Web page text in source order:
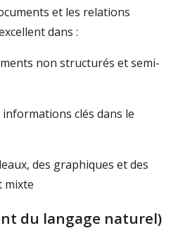
et les relations
dans :
non structurés et semi-
clés dans le
des graphiques et des
mixte
du langage naturel)